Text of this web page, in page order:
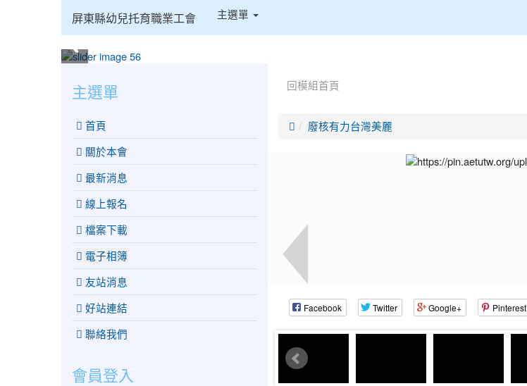
屏東縣幼兒托育職業工會 主選單
回模組首頁
廢核有力台灣美麗
Facebook Twitter Google+ Pinterest
主選單
 首頁
關於本會
最新消息
線上報名
檔案下載
電子相簿
友站消息
好站連結
聯絡我們
會員登入